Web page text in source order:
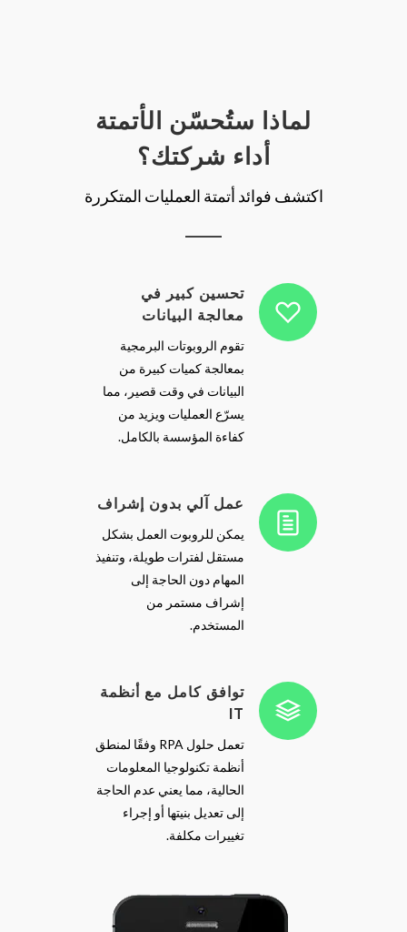
لماذا ستُحسّن الأتمتة
أداء شركتك؟
اكتشف فوائد أتمتة العمليات المتكررة
تحسين كبير في
معالجة البيانات
تقوم الروبوتات البرمجية
بمعالجة كميات كبيرة من
البيانات في وقت قصير، مما
يسرّع العمليات ويزيد من
كفاءة المؤسسة بالكامل.
عمل آلي بدون إشراف
يمكن للروبوت العمل بشكل
مستقل لفترات طويلة، وتنفيذ
المهام دون الحاجة إلى
إشراف مستمر من
المستخدم.
توافق كامل مع أنظمة
IT
تعمل حلول RPA وفقًا لمنطق
أنظمة تكنولوجيا المعلومات
الحالية، مما يعني عدم الحاجة
إلى تعديل بنيتها أو إجراء
تغييرات مكلفة.